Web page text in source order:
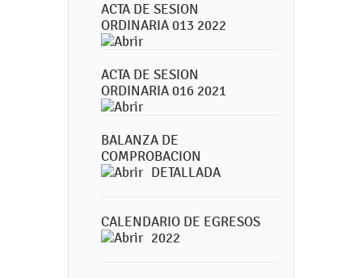
ACTA DE SESION
ORDINARIA 013 2022
ACTA DE SESION
ORDINARIA 016 2021
BALANZA DE
COMPROBACION
DETALLADA
CALENDARIO DE EGRESOS
2022